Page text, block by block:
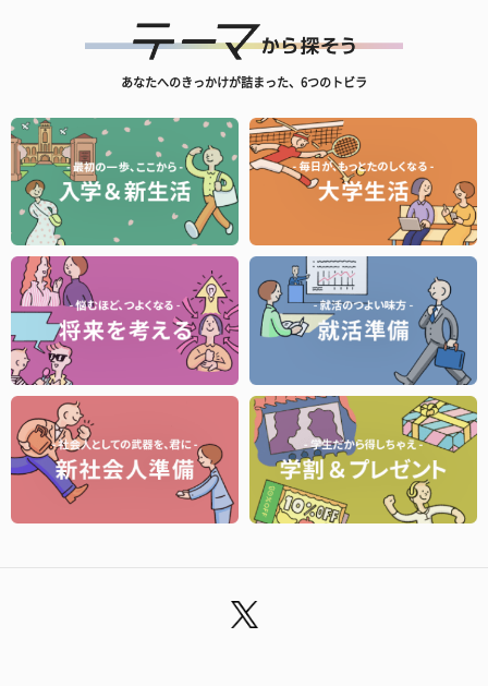
あなたへのきっかけが詰まった、6つのトビラ